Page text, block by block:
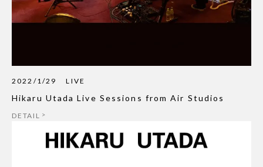
2022/1/29 LIVE
Hikaru Utada Live Sessions from Air Studios
DETAIL